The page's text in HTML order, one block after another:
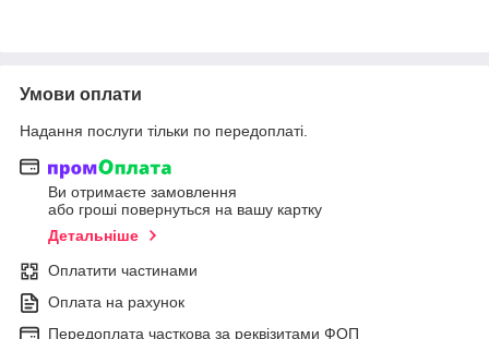
Умови оплати
Надання послуги тільки по передоплаті.
Ви отримаєте замовлення
або гроші повернуться на вашу картку
Детальніше
Оплатити частинами
Оплата на рахунок
Передоплата часткова за реквізитами ФОП